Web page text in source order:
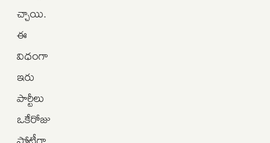
చ్చాయి.
ఈ
విధంగా
ఇరు
పార్టీలు
ఒకేరోజు